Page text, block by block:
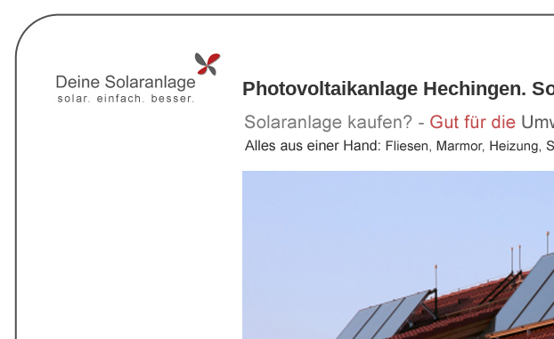
Photovoltaikanlage Hechingen.